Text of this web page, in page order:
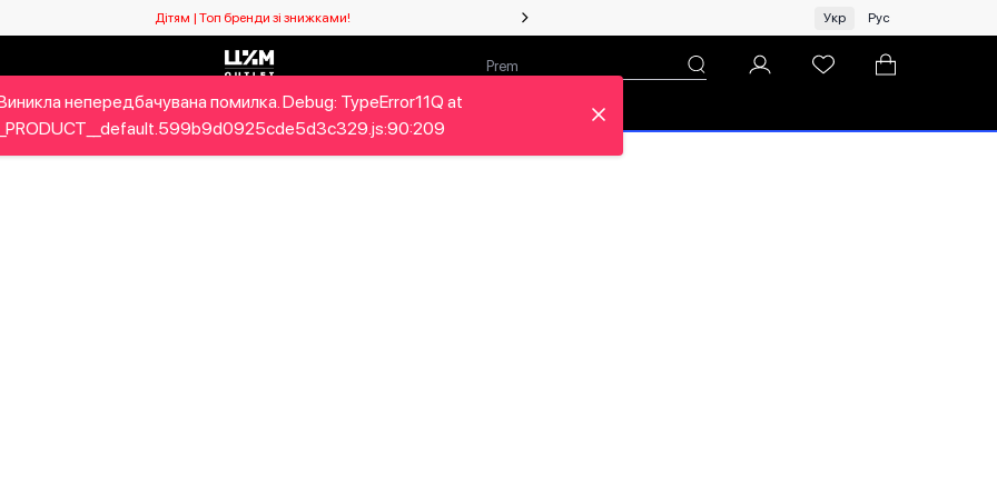
Дітям | Топ бренди зі знижками! Жінкам | Топ бренди зі знижками!
Укр Рус
Дітям Home&Gifts Бренди Новий сезон Про ЦУМ
непередбачувана помилка. Debug: TypeError11Q at